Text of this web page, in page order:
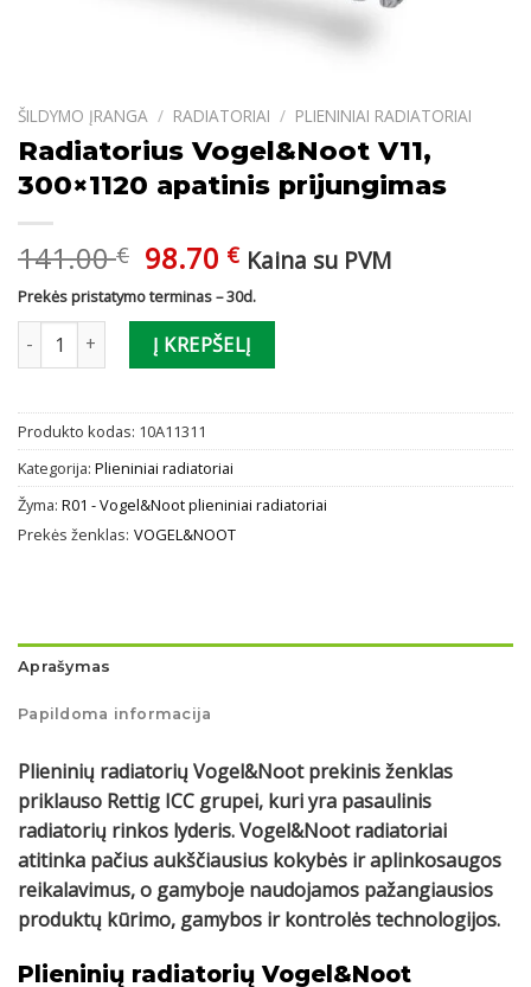
ŠILDYMO ĮRANGA / RADIATORIAI / PLIENINIAI RADIATORIAI
Radiatorius Vogel&Noot V11,
300×1120 apatinis prijungimas
141.00€ Original
price
was:
141.00 €.
98.70 €Current
price
is:
98.70 €.
Kaina su PVM
Prekės pristatymo terminas – 30d.
produkto kiekis: Radiatorius Vogel&Noot V11, 300x1120
Į KREPŠELĮ
Produkto kodas: 10A11311
Kategorija: Plieniniai radiatoriai
Žyma: R01 - Vogel&Noot plieniniai radiatoriai
Prekės ženklas: VOGEL&NOOT
Aprašymas
Papildoma informacija
Plieninių radiatorių Vogel&Noot prekinis ženklas
priklauso Rettig ICC grupei, kuri yra pasaulinis
radiatorių rinkos lyderis. Vogel&Noot radiatoriai
atitinka pačius aukščiausius kokybės ir aplinkosaugos
reikalavimus, o gamyboje naudojamos pažangiausios
produktų kūrimo, gamybos ir kontrolės technologijos.
Plieninių radiatorių Vogel&Noot